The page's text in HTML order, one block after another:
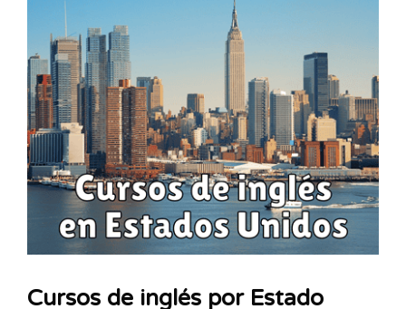
Cursos de inglés por Estado